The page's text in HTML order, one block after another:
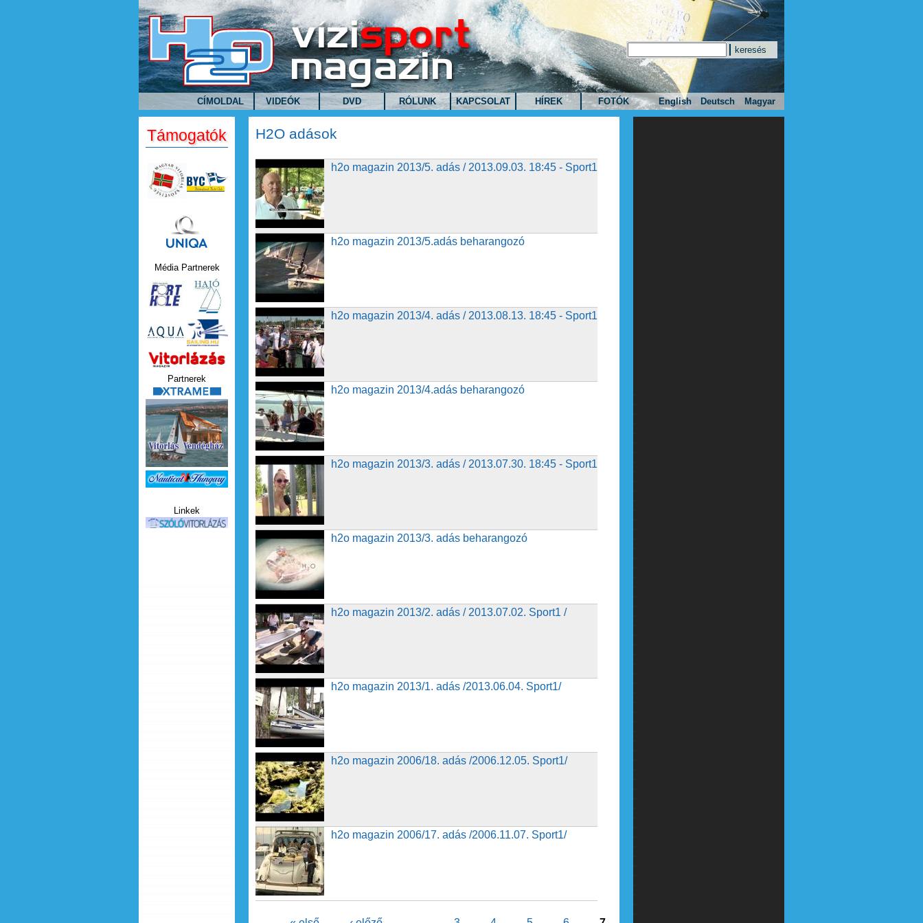
Keresés űrlap
CÍMOLDAL VIDEÓK DVD RÓLUNK KAPCSOLAT HÍREK FOTÓK English Deutsch Magyar
H2O adások
h2o magazin 2013/5. adás / 2013.09.03. 18:45 - Sport1
h2o magazin 2013/5. adás / 2013.09.03. 18:45 - Sport1
h2o magazin 2013/5.adás beharangozó
h2o magazin 2013/5.adás beharangozó
h2o magazin 2013/4. adás / 2013.08.13. 18:45 - Sport1
h2o magazin 2013/4. adás / 2013.08.13. 18:45 - Sport1
h2o magazin 2013/4.adás beharangozó
h2o magazin 2013/4.adás beharangozó
h2o magazin 2013/3. adás / 2013.07.30. 18:45 - Sport1
h2o magazin 2013/3. adás / 2013.07.30. 18:45 - Sport1
h2o magazin 2013/3. adás beharangozó
h2o magazin 2013/3. adás beharangozó
h2o magazin 2013/2. adás / 2013.07.02. 18:45 - Sport1/
h2o magazin 2013/2. adás / 2013.07.02. Sport1 /
h2o magazin 2013/1. adás /2013.06.04. Sport1/
h2o magazin 2013/1. adás /2013.06.04. Sport1/
h2o magazin 2006/18. adás
h2o magazin 2006/18. adás /2006.12.05. Sport1/
h2o magazin 2006/17. adás
h2o magazin 2006/17. adás /2006.11.07. Sport1/
Támogatók
Uniqa.png
Média Partnerek
Vitorlazas_magazin.jpg
Partnerek
xtrame.png
Nauticat.jpg
Linkek
szolo_vitorlazas.jpg